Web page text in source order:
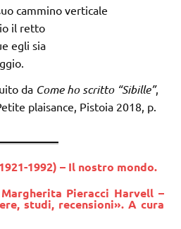
cammino verticale
il retto
egli sia
da Come ho scritto “Sibille”,
plaisance, Pistoia 2018, p.
1992) – Il nostro mondo.
Pieracci Harvell –
studi, recensioni». A cura